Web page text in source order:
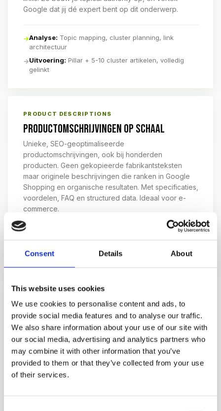
Consent Details About
This website uses cookies
We use cookies to personalise content and ads, to
provide social media features and to analyse our traffic.
We also share information about your use of our site with
our social media, advertising and analytics partners who
may combine it with other information that you’ve
provided to them or that they’ve collected from your use
of their services.
Google dat jij dé expert bent op dit onderwerp.
→Analyse: Topic mapping, cluster planning, link
architectuur
→Uitvoering: Pillar + 5-10 cluster artikelen, volledig
gelinkt
PRODUCT DESCRIPTIONS
PRODUCTOMSCHRIJVINGEN OP SCHAAL
Unieke, SEO-geoptimaliseerde
productomschrijvingen, ook bij honderden
producten. Geen gekopieerde fabrikantsteksten
maar originele beschrijvingen die ranken in Google
Shopping en organische resultaten. Met specificaties,
voordelen, FAQ en structured data. Ideaal voor e-
commerce.
KENNISBANK
EEN COMPLETE KNOWLEDGE BASE
Een gestructureerde kennisbank die elke vraag van
je doelgroep beantwoordt. Denk aan een glossary,
how-to gidsen, FAQ-pagina’s en tutorials. Elk stuk
content is een extra ingang vanuit Google. En hoe
meer vragen je beantwoordt, hoe meer Google je